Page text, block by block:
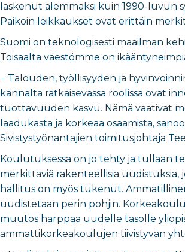
laskenut alemmaksi kuin 1990-luvun
Paikoin leikkaukset ovat erittäin
Suomi on teknologisesti maailman
Toisaalta väestömme on
− Talouden, työllisyyden ja
kannalta ratkaisevassa roolissa ovat
tuottavuuden kasvu. Nämä vaativat
laadukasta ja korkeaa osaamista, sanoo
Sivistystyönantajien toimitusjohtaja
Koulutuksessa on jo tehty ja tullaan
merkittäviä rakenteellisia uudistuksia,
hallitus on myös tukenut.
uudistetaan perin pohjin.
muutos harppaa uudelle tasolle
ammattikorkeakoulujen tiivistyvän